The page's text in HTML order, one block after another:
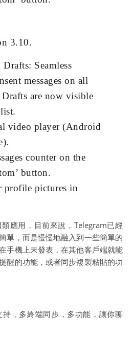
3.10.
Seamless
messages on all
are now visible
video player (Android
counter on the
button.
profile pictures in
應用，目前來說，Telegram已經
單，而是慢慢地融入到一些簡單的
手機上未發表，在其他客戶端就能
醒的功能，或者同步複製粘貼的功
，多終端同步，多功能，讓你聊